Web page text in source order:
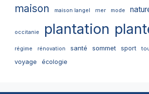
maison maison langel mer mode
occitanie plantation
régime rénovation santé sommet sport
voyage écologie